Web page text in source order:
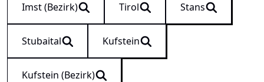
Imst (Bezirk) Tirol Stans
Stubaital Kufstein
Kufstein (Bezirk)